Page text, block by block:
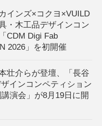
インズ×コクヨ×VUILD
・木工品デザインコン
CDM Digi Fab
2026」を初開催
壮介らが登壇、「長谷
インコンペティション
演会」が8月19日に開